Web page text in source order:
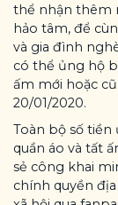
thể nhận thêm
hảo tâm, để
và gia đình
có thể ủng hộ
ấm mới hoặc
20/01/2020.
Toàn bộ số
quần áo và tất
sẻ công khai
chính quyền